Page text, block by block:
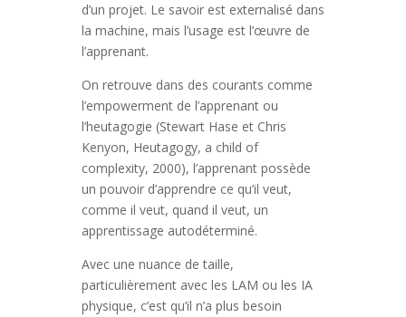
d’un projet. Le savoir est externalisé dans
la machine, mais l’usage est l’œuvre de
l’apprenant.
On retrouve dans des courants comme
l’empowerment de l’apprenant ou
l’heutagogie (Stewart Hase et Chris
Kenyon, Heutagogy, a child of
complexity, 2000), l’apprenant possède
un pouvoir d’apprendre ce qu’il veut,
comme il veut, quand il veut, un
apprentissage autodéterminé.
Avec une nuance de taille,
particulièrement avec les LAM ou les IA
physique, c’est qu’il n’a plus besoin